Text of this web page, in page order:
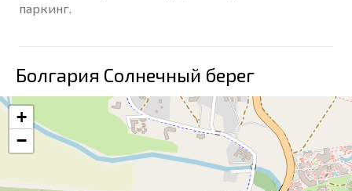
паркинг.
Болгария Солнечный берег
+
−